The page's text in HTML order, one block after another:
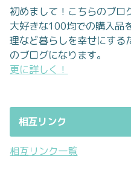
初めまして！こちらのブ
大好きな100均での購入品
理など暮らしを幸せにする
のブログになります。
更に詳しく！
相互リンク
相互リンク一覧